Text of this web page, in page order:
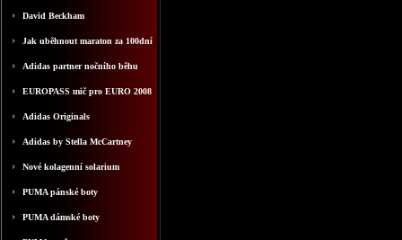
David Beckham
Jak uběhnout maraton za 100dní
Adidas partner nočního běhu
EUROPASS mič pro EURO 2008
Adidas Originals
Adidas by Stella McCartney
Nové kolagenní solarium
PUMA pánské boty
PUMA dámské boty